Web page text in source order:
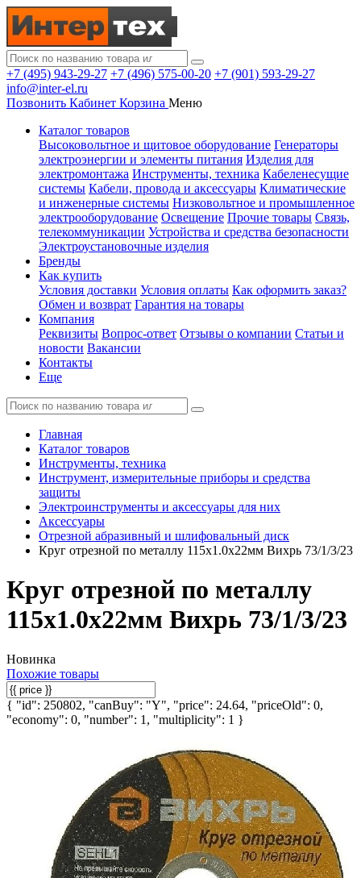
+7 (495) 943-29-27 +7 (496) 575-00-20 +7 (901) 593-29-27
info@inter-el.ru
Позвонить Кабинет Корзина Меню
Каталог товаров
Высоковольтное и щитовое оборудование Генераторы
электроэнергии и элементы питания Изделия для
электромонтажа Инструменты, техника Кабеленесущие
системы Кабели, провода и аксессуары Климатические
и инженерные системы Низковольтное и промышленное
электрооборудование Освещение Прочие товары Связь,
телекоммуникации Устройства и средства безопасности
Электроустановочные изделия
Бренды
Как купить
Условия доставки Условия оплаты Как оформить заказ?
Обмен и возврат Гарантия на товары
Компания
Реквизиты Вопрос-ответ Отзывы о компании Статьи и
новости Вакансии
Контакты
Еще
Главная
Каталог товаров
Инструменты, техника
Инструмент, измерительные приборы и средства
защиты
Электроинструменты и аксессуары для них
Аксессуары
Отрезной абразивный и шлифовальный диск
Круг отрезной по металлу 115х1.0х22мм Вихрь 73/1/3/23
Круг отрезной по металлу
115х1.0х22мм Вихрь 73/1/3/23
Новинка
Похожие товары
{ "id": 250802, "canBuy": "Y", "price": 24.64, "priceOld": 0,
"economy": 0, "number": 1, "multiplicity": 1 }